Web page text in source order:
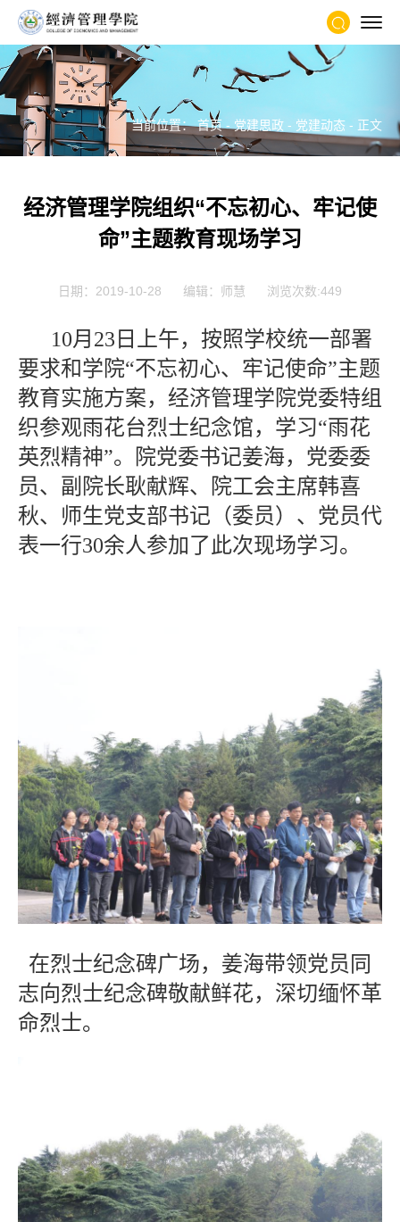
当前位置：首页- 党建思政 - 党建动态 - 正文
经济管理学院组织“不忘初心、牢记使
命”主题教育现场学习
日期：2019-10-28 编辑：师慧 浏览次数:449
10月23日上午，按照学校统一部署
要求和学院“不忘初心、牢记使命”主题
教育实施方案，经济管理学院党委特组
织参观雨花台烈士纪念馆，学习“雨花
英烈精神”。院党委书记姜海，党委委
员、副院长耿献辉、院工会主席韩喜
秋、师生党支部书记（委员）、党员代
表一行30余人参加了此次现场学习。
在烈士纪念碑广场，姜海带领党员同
志向烈士纪念碑敬献鲜花，深切缅怀革
命烈士。